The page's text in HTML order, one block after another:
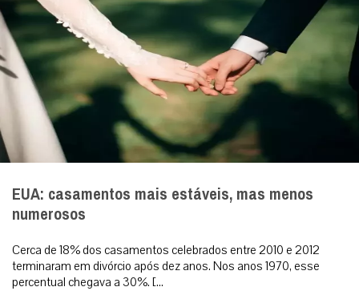
EUA: casamentos mais estáveis, mas menos
numerosos
Cerca de 18% dos casamentos celebrados entre 2010 e 2012
terminaram em divórcio após dez anos. Nos anos 1970, esse
percentual chegava a 30%. [...